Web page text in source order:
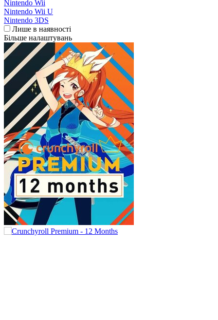
Nintendo Wii
Nintendo Wii U
Nintendo 3DS
Лише в наявності
Більше налаштувань